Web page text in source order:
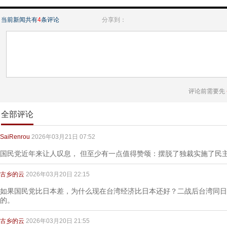
当前新闻共有4条评论 分享到：
评论前需要先
全部评论
SaiRenrou 2026年03月21日 07:52
国民党近年来让人叹息， 但至少有一点值得赞颂：摆脱了独裁实施了民
古乡的云 2026年03月20日 22:15
如果国民党比日本差，为什么现在台湾经济比日本还好？二战后台湾同
的。
古乡的云 2026年03月20日 21:55